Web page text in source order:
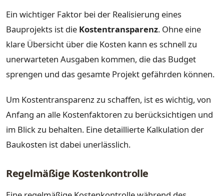
Ein wichtiger Faktor bei der Realisierung eines
Bauprojekts ist die Kostentransparenz. Ohne eine
klare Übersicht über die Kosten kann es schnell zu
unerwarteten Ausgaben kommen, die das Budget
sprengen und das gesamte Projekt gefährden können.
Um Kostentransparenz zu schaffen, ist es wichtig, von
Anfang an alle Kostenfaktoren zu berücksichtigen und
im Blick zu behalten. Eine detaillierte Kalkulation der
Baukosten ist dabei unerlässlich.
Regelmäßige Kostenkontrolle